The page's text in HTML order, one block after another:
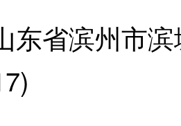
省滨州市滨